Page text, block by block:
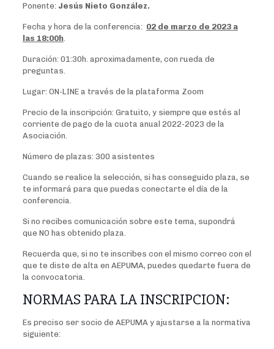
Ponente: Jesús Nieto González.
Fecha y hora de la conferencia: 02 de marzo de 2023 a
las 18:00h.
Duración: 01:30h. aproximadamente, con rueda de
preguntas.
Lugar: ON-LINE a través de la plataforma Zoom
Precio de la inscripción: Gratuito, y siempre que estés al
corriente de pago de la cuota anual 2022-2023 de la
Asociación.
Número de plazas: 300 asistentes
Cuando se realice la selección, si has conseguido plaza, se
te informará para que puedas conectarte el día de la
conferencia.
Si no recibes comunicación sobre este tema, supondrá
que NO has obtenido plaza.
Recuerda que, si no te inscribes con el mismo correo con el
que te diste de alta en AEPUMA, puedes quedarte fuera de
la convocatoria.
NORMAS PARA LA INSCRIPCION:
Es preciso ser socio de AEPUMA y ajustarse a la normativa
siguiente: